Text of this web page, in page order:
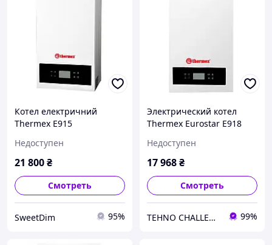
Котел електричний
Thermex E915
Недоступен
21 800₴
Смотреть
SweetDim 95%
Электрический котел
Thermex Eurostar E918
Недоступен
17 968₴
Смотреть
TEHNO CHALLENGE 99%